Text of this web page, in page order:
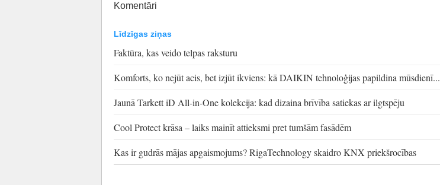
Komentāri
Līdzīgas ziņas
Faktūra, kas veido telpas raksturu
Komforts, ko nejūt acis, bet izjūt ikviens: kā DAIKIN tehnoloģijas papildina mūsdienī...
Jaunā Tarkett iD All-in-One kolekcija: kad dizaina brīvība satiekas ar ilgtspēju
Cool Protect krāsa – laiks mainīt attieksmi pret tumšām fasādēm
Kas ir gudrās mājas apgaismojums? RigaTechnology skaidro KNX priekšrocības